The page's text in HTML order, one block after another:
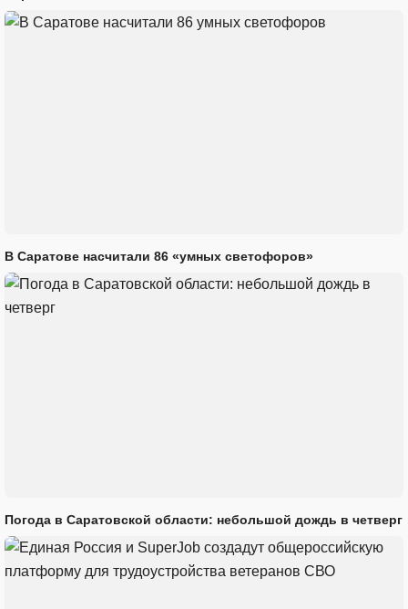
В Саратове насчитали 86 «умных светофоров»
Погода в Саратовской области: небольшой дождь в четверг